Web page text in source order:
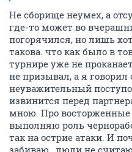
Не сборище неумех, а
где-то может во
погорячился, но лишь
такова. что как было в
турнире уже не
не призывал, а я говорил
неуважительный
извинится перед
мною. Про восторженные
выполняю роль
так на острие атаки. И
забиваю., люди не